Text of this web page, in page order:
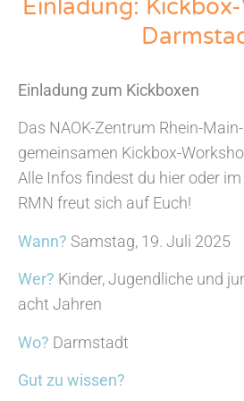
Einladung:
Einladung zum Kickboxen
Das NAOK-Zentrum Rhein-
gemeinsamen Kickbox-
Alle Infos findest du hier oder
RMN freut sich auf Euch!
Wann? Samstag, 19. Juli 2025
Wer? Kinder, Jugendliche und
acht Jahren
Wo? Darmstadt
Gut zu wissen?